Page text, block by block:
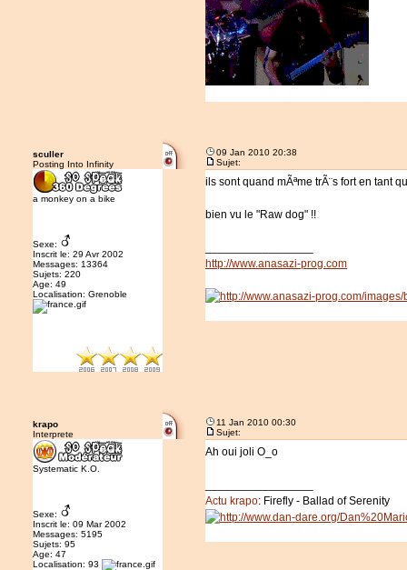
sculler
Posting Into Infinity
a monkey on a bike
Sexe:
Inscrit le: 29 Avr 2002
Messages: 13364
Sujets: 220
Age: 49
Localisation: Grenoble
09 Jan 2010 20:38
Sujet:
ils sont quand mÃªme trÃ¨s fort en tant
bien vu le "Raw dog" !!
http://www.anasazi-prog.com
krapo
Interprete
Systematic K.O.
Sexe:
Inscrit le: 09 Mar 2002
Messages: 5195
Sujets: 95
Age: 47
Localisation: 93
11 Jan 2010 00:30
Sujet:
Ah oui joli O_o
Actu krapo: Firefly - Ballad of Serenity